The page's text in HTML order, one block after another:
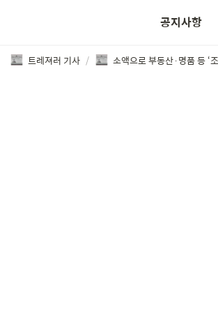
공지사항
트레져러 기사 /